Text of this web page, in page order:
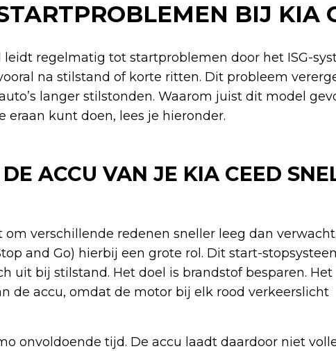
BIJ KIA
leidt regelmatig tot startproblemen door het ISG-
na stilstand of korte ritten. Dit probleem
langer stilstonden. Waarom juist dit model
eraan kunt doen, lees je hieronder.
ACCU VAN JE KIA CEED
om verschillende redenen sneller leeg dan
and Go) hierbij een grote rol. Dit start-
uit bij stilstand. Het doel is brandstof besparen. Het
de accu, omdat de motor bij elk rood verkeerslicht
onvoldoende tijd. De accu laadt daardoor niet